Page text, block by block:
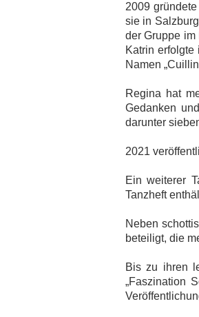
2009
sie in
der Gruppe
Katrin
Namen
Regina hat
Gedanken
darunter
2021
Ein weiterer
Tanzheft
Neben
beteiligt, die
Bis zu ihren
„Faszination